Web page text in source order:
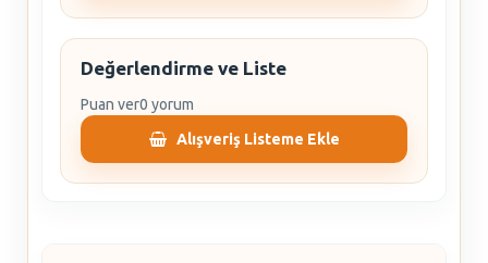
Değerlendirme ve Liste
Puan ver0 yorum
Alışveriş Listeme Ekle